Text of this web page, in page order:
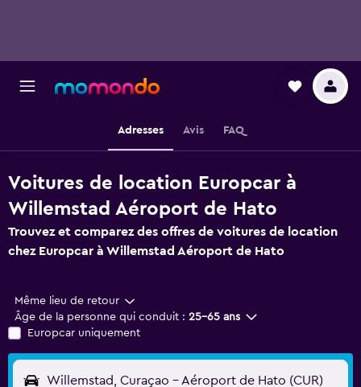
Adresses Avis FAQ
Voitures de location Europcar à
Willemstad Aéroport de Hato
Trouvez et comparez des offres de voitures de location
chez Europcar à Willemstad Aéroport de Hato
Même lieu de retour
Âge de la personne qui conduit : 25-65 ans
Europcar uniquement
Willemstad, Curaçao - Aéroport de Hato (CUR)